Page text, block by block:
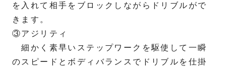
を入れて相手をブロックしながらドリブルがで
きます。
③アジリティ
細かく素早いステップワークを駆使して一瞬
のスピードとボディバランスでドリブルを仕掛